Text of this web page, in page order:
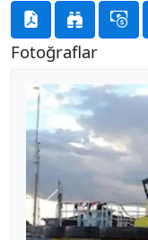
Fotoğraflar
Önceki